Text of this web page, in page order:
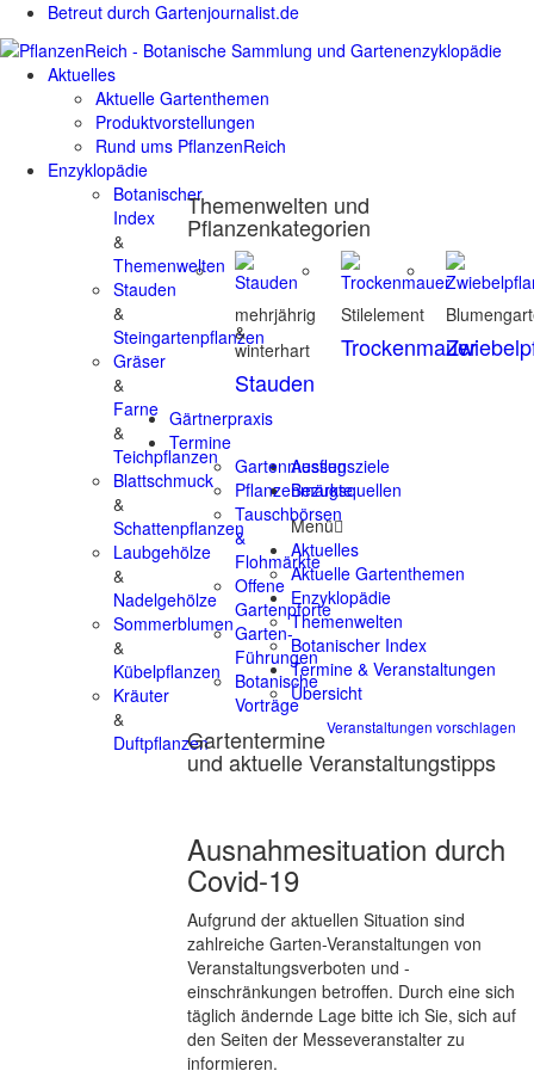
Betreut durch Gartenjournalist.de
Aktuelles
Aktuelle Gartenthemen
Produktvorstellungen
Rund ums PflanzenReich
Enzyklopädie
Botanischer
Index
&
Themenwelten
Stauden
&
Steingartenpflanzen
Gräser
&
Farne
&
Teichpflanzen
Blattschmuck
&
Schattenpflanzen
Laubgehölze
&
Nadelgehölze
Sommerblumen
&
Kübelpflanzen
Kräuter
&
Duftpflanzen
Themenwelten und
Pflanzenkategorien
mehrjährig
&
winterhart
Stauden
Stilelement
Trockenmauer
Gärtnerpraxis
Termine
Gartenmessen
Pflanzenmärkte
Tauschbörsen
&
Flohmärkte
Offene
Gartenpforte
Garten-
Führungen
Botanische
Vorträge
Veranstaltungen vorschlagen
Gartentermine
und aktuelle Veranstaltungstipps
Ausnahmesituation durch
Covid-19
Aufgrund der aktuellen Situation sind
zahlreiche Garten-Veranstaltungen von
Veranstaltungsverboten und -
einschränkungen betroffen. Durch eine sich
täglich ändernde Lage bitte ich Sie, sich auf
den Seiten der Messeveranstalter zu
informieren.
Ausflugsziele
Bezugsquellen
Menü
Aktuelles
Aktuelle Gartenthemen
Enzyklopädie
Themenwelten
Botanischer Index
Termine & Veranstaltungen
Übersicht